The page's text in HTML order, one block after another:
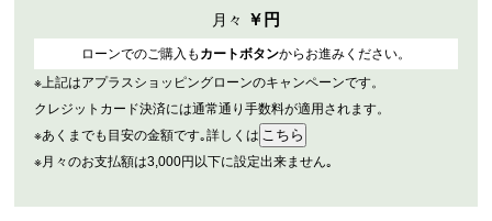
月々 ￥ 円
ローンでのご購入も カートボタンからお進みください。
※上記はアプラスショッピングローンのキャンペーンです。
クレジットカード決済には通常通り手数料が適用されます。
※あくまでも目安の金額です｡詳しくは
※月々のお支払額は3,000円以下に設定出来ません｡